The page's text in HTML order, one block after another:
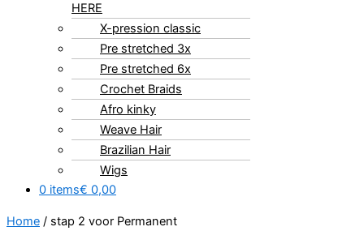
HERE
X-pression classic
Pre stretched 3x
Pre stretched 6x
Crochet Braids
Afro kinky
Weave Hair
Brazilian Hair
Wigs
0 items€ 0,00
Home / stap 2 voor Permanent